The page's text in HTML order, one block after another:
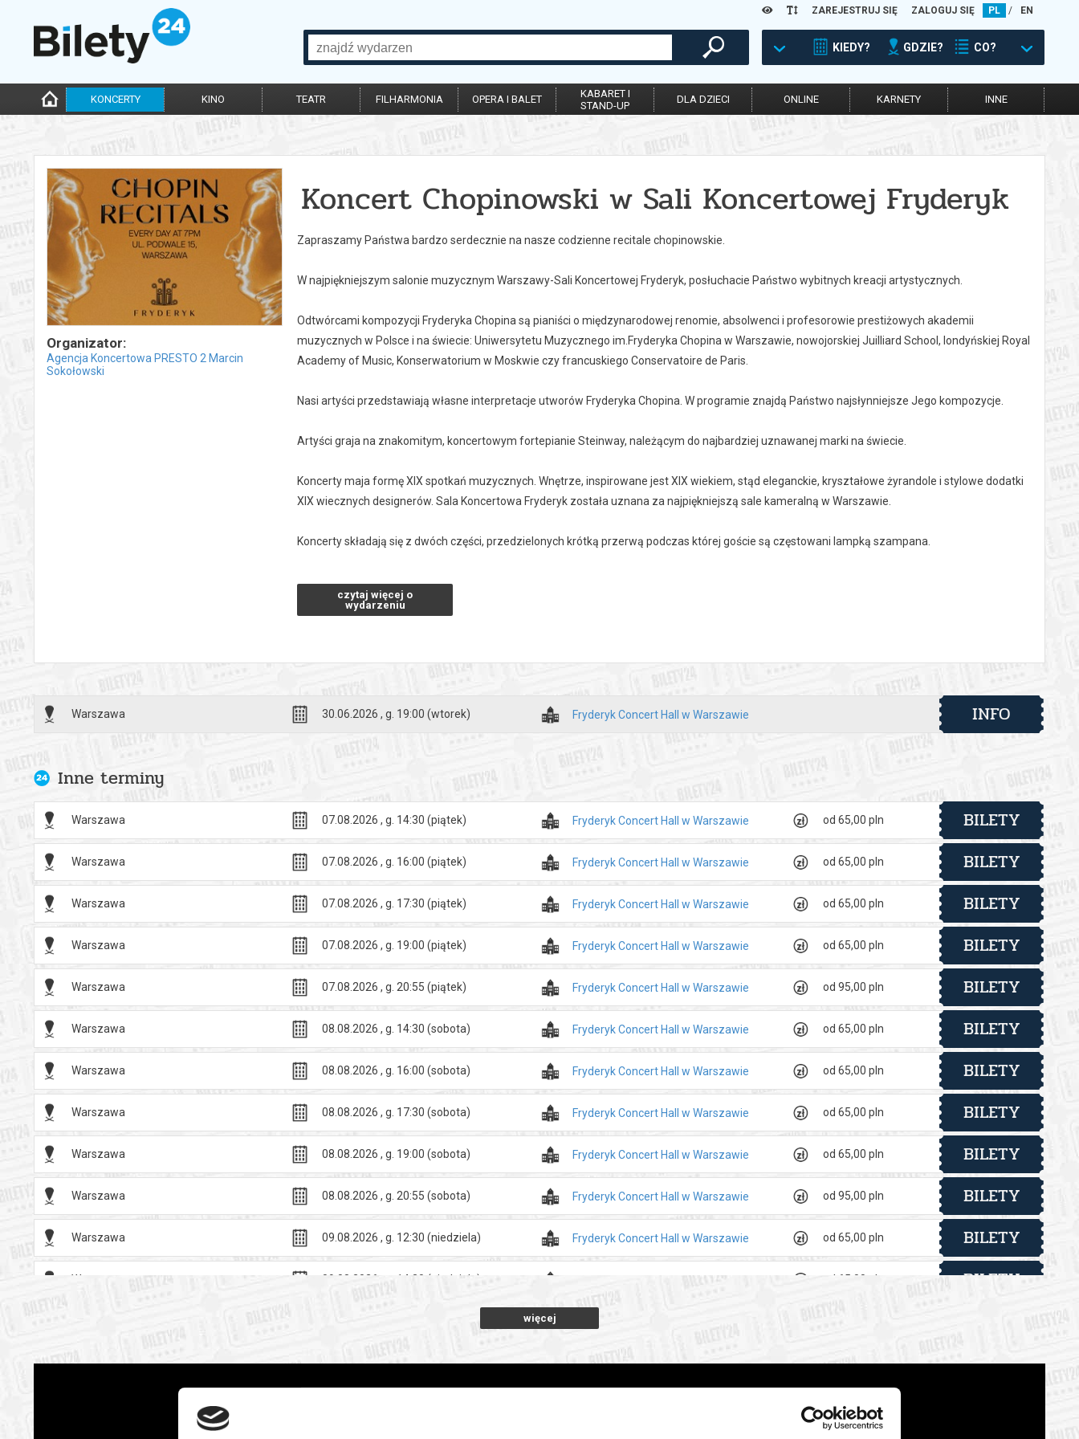
ZAREJESTRUJ SIĘ ZALOGUJ SIĘ PL / EN
KIEDY? GDZIE? CO?
KONCERTY KINO TEATR FILHARMONIA OPERA I BALET
KABARET I
STAND-UP
DLA DZIECI ONLINE KARNETY INNE
Organizator:
Agencja Koncertowa PRESTO 2 Marcin
Sokołowski
Koncert Chopinowski w Sali Koncertowej Fryderyk
Zapraszamy Państwa bardzo serdecznie na nasze codzienne recitale chopinowskie.
W najpiękniejszym salonie muzycznym Warszawy-Sali Koncertowej Fryderyk, posłuchacie Państwo wybitnych kreacji artystycznych.
Odtwórcami kompozycji Fryderyka Chopina są pianiści o międzynarodowej renomie, absolwenci i profesorowie prestiżowych akademii
muzycznych w Polsce i na świecie: Uniwersytetu Muzycznego im.Fryderyka Chopina w Warszawie, nowojorskiej Juilliard School, londyńskiej Royal
Academy of Music, Konserwatorium w Moskwie czy francuskiego Conservatoire de Paris.
Nasi artyści przedstawiają własne interpretacje utworów Fryderyka Chopina. W programie znajdą Państwo najsłynniejsze Jego kompozycje.
Artyści graja na znakomitym, koncertowym fortepianie Steinway, należącym do najbardziej uznawanej marki na świecie.
Koncerty maja formę XIX spotkań muzycznych. Wnętrze, inspirowane jest XIX wiekiem, stąd eleganckie, kryształowe żyrandole i stylowe dodatki
XIX wiecznych designerów. Sala Koncertowa Fryderyk została uznana za najpiękniejszą sale kameralną w Warszawie.
Koncerty składają się z dwóch części, przedzielonych krótką przerwą podczas której goście są częstowani lampką szampana.
Czas trwania koncertu: 1 godzina.
Bezpieczne zakupy w Bilety24. W przypadku odwołania wydarzenia, gwarantujemy automatyczny zwrot środków potwierdzony komunikatem
wysyłanym na adres e-mail, podany podczas zakupu.
czytaj więcej o
wydarzeniu
Warszawa 30.06.2026 , g. 19:00 (wtorek) Fryderyk Concert Hall w Warszawie INFO
Inne terminy
Warszawa 07.08.2026 , g. 14:30 (piątek) Fryderyk Concert Hall w Warszawie od 65,00 pln BILETY
Warszawa 07.08.2026 , g. 16:00 (piątek) Fryderyk Concert Hall w Warszawie od 65,00 pln BILETY
Warszawa 07.08.2026 , g. 17:30 (piątek) Fryderyk Concert Hall w Warszawie od 65,00 pln BILETY
Warszawa 07.08.2026 , g. 19:00 (piątek) Fryderyk Concert Hall w Warszawie od 65,00 pln BILETY
Warszawa 07.08.2026 , g. 20:55 (piątek) Fryderyk Concert Hall w Warszawie od 95,00 pln BILETY
Warszawa 08.08.2026 , g. 14:30 (sobota) Fryderyk Concert Hall w Warszawie od 65,00 pln BILETY
Warszawa 08.08.2026 , g. 16:00 (sobota) Fryderyk Concert Hall w Warszawie od 65,00 pln BILETY
Warszawa 08.08.2026 , g. 17:30 (sobota) Fryderyk Concert Hall w Warszawie od 65,00 pln BILETY
Warszawa 08.08.2026 , g. 19:00 (sobota) Fryderyk Concert Hall w Warszawie od 65,00 pln BILETY
Warszawa 08.08.2026 , g. 20:55 (sobota) Fryderyk Concert Hall w Warszawie od 95,00 pln BILETY
Warszawa 09.08.2026 , g. 12:30 (niedziela) Fryderyk Concert Hall w Warszawie od 65,00 pln BILETY
Warszawa 09.08.2026 , g. 14:30 (niedziela) od 65,00 pln BILETY
09.08.2026 , g. 16:00 (niedziela) od 65,00 pln
Warszawa 09.08.2026 , g. 17:30(niedziela) Fryderyk Concert Hall w Warszawie od 65,00 pln BILETY
od 65,00 pln
więcej